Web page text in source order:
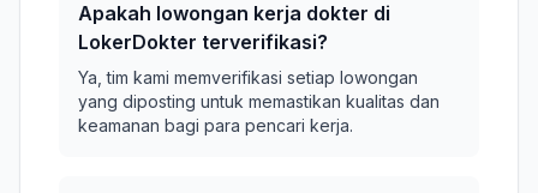
Apakah lowongan kerja dokter di
LokerDokter terverifikasi?
Ya, tim kami memverifikasi setiap lowongan
yang diposting untuk memastikan kualitas dan
keamanan bagi para pencari kerja.